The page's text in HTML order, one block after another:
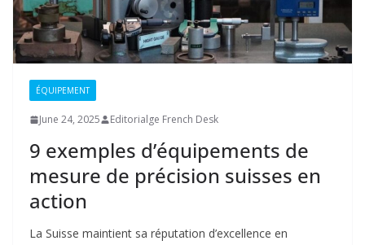
ÉQUIPEMENT
June 24, 2025 Editorialge French Desk
9 exemples d’équipements de
mesure de précision suisses en
action
La Suisse maintient sa réputation d’excellence en